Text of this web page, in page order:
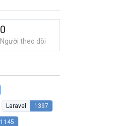
0
Người theo dõi
Laravel 1397
1145